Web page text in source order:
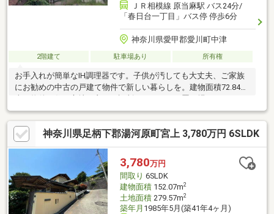
ＪＲ相模線 原当麻駅 バス24分/
「春日台一丁目」バス停 停歩6分
神奈川県愛甲郡愛川町中津
2階建て 駐車場あり 所有権
お手入れが簡単なIH調理器です。子供が汚しても大丈夫、ご家族
にお勧めの中古の戸建て物件で新しい暮らしを。建物面積72.84平
で、バイクを道路に駐車して違反切符が切られる心配はありませ
ん。2LDKの物件なので、くつろぐ空間を持つことができます。駐
輪場が利用できるので、自転車の盗難の心配がありません。広い
お庭付の物件なのでお子様と遊びたいと思ってる方にオススメで
神奈川県足柄下郡湯河原町宮上 3,780万円 6SLDK
3,780万円
間取り 6SLDK
建物面積152.07m2
土地面積279.57m2
築年月 1985年5月(築41年4ヶ月)